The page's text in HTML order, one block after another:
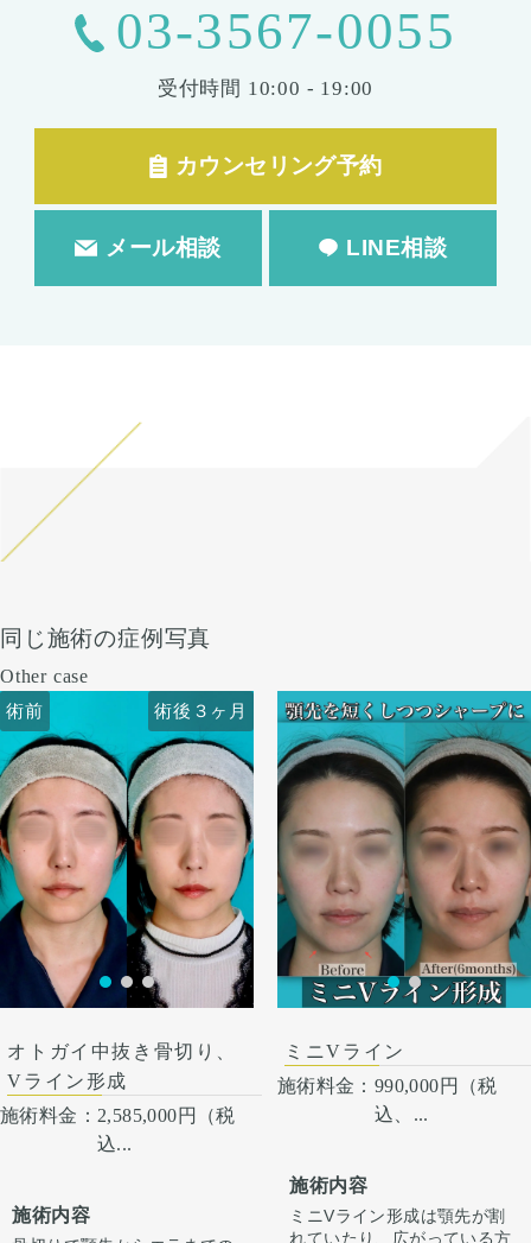
03-3567-0055
受付時間 10:00 - 19:00
カウンセリング予約
メール相談 LINE相談
同じ施術の症例写真
Other case
術前 術後３ヶ月 術前 術後３ヶ月
オトガイ中抜き骨切り、
Vライン形成
施術料金： 2,585,000円（税
込...
施術内容
術前 術後６ヶ月
ミニVライン
施術料金： 990,000円（税
込、...
施術内容
ミニVライン形成は顎先が割
れていたり、広がっている方